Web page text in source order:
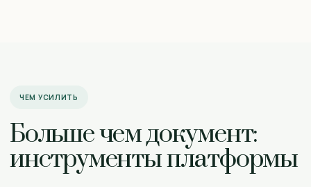
ЧЕМ УСИЛИТЬ
Больше чем документ:
инструменты платформы